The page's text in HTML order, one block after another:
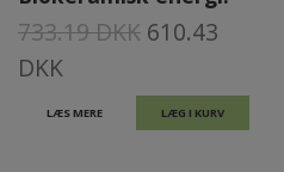
733.19 DKK 610.43
DKK
LÆS MERE LÆG I KURV